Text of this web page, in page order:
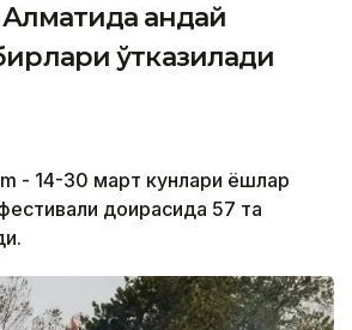
қандай
ўтказилади
- 14-30 март кунлари ёшлар
доирасида 57 та